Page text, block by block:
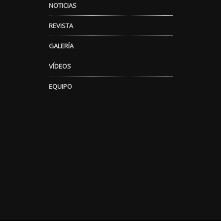
NOTICIAS
REVISTA
GALERÍA
VÍDEOS
EQUIPO